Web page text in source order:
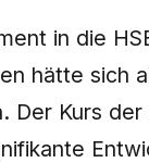
in die
hätte sich
Der Kurs